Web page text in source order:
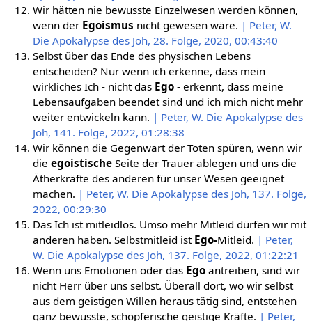
Wir hätten nie bewusste Einzelwesen werden können,
wenn der Egoismus nicht gewesen wäre. | Peter, W.
Die Apokalypse des Joh, 28. Folge, 2020, 00:43:40
Selbst über das Ende des physischen Lebens
entscheiden? Nur wenn ich erkenne, dass mein
wirkliches Ich - nicht das Ego- erkennt, dass meine
Lebensaufgaben beendet sind und ich mich nicht mehr
weiter entwickeln kann. | Peter, W. Die Apokalypse des
Joh, 141. Folge, 2022, 01:28:38
Wir können die Gegenwart der Toten spüren, wenn wir
die egoistischeSeite der Trauer ablegen und uns die
Ätherkräfte des anderen für unser Wesen geeignet
machen. | Peter, W. Die Apokalypse des Joh, 137. Folge,
2022, 00:29:30
Das Ich ist mitleidlos. Umso mehr Mitleid dürfen wir mit
anderen haben. Selbstmitleid ist Ego-Mitleid. | Peter,
W. Die Apokalypse des Joh, 137. Folge, 2022, 01:22:21
Wenn uns Emotionen oder das Egoantreiben, sind wir
nicht Herr über uns selbst. Überall dort, wo wir selbst
aus dem geistigen Willen heraus tätig sind, entstehen
ganz bewusste, schöpferische geistige Kräfte. | Peter,